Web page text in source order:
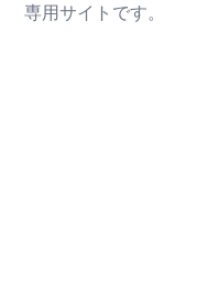
専用サイトです。